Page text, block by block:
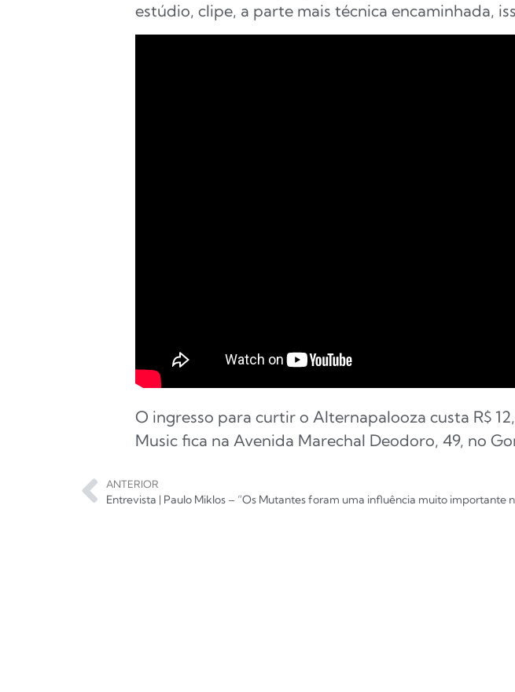
estúdio, clipe, a parte mais técnica encaminhada,
O ingresso para curtir o Alternapalooza custa R$
Music fica na Avenida Marechal Deodoro, 49, no
ANTERIOR